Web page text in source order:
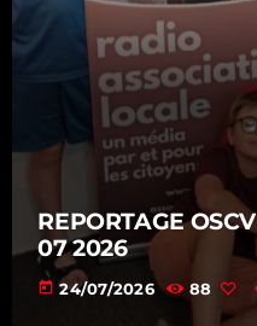
REPORTAGE OSCV
07 2026
today 24/07/2026 88